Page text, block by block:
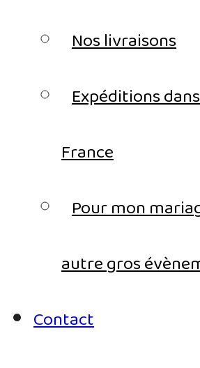
Nos livraisons
Expéditions
France
Pour mon
autre gros
Contact